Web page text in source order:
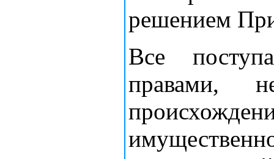
решением
Все
правами,